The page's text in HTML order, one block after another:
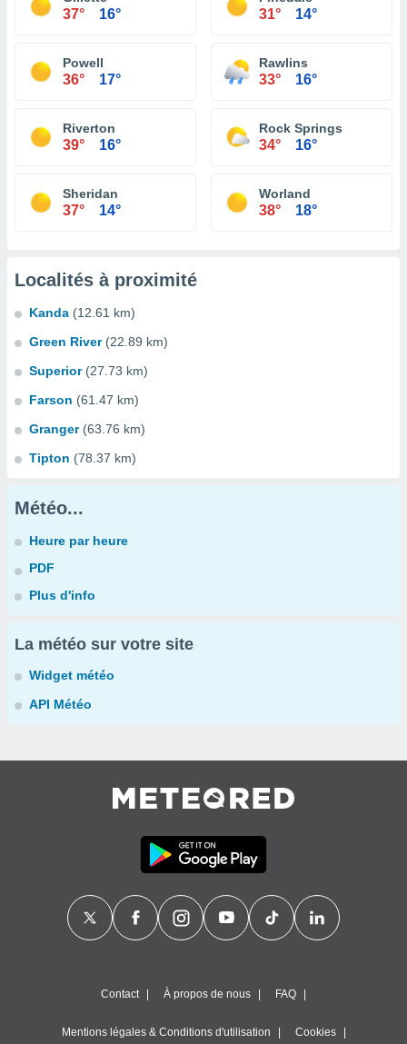
37° 16° 31° 14°
Powell
36° 17°
Rawlins
33° 16°
Riverton
39° 16°
Rock Springs
34° 16°
Sheridan
37° 14°
Worland
38° 18°
Localités à proximité
Kanda (12.61 km)
Green River (22.89 km)
Superior (27.73 km)
Farson (61.47 km)
Granger (63.76 km)
Tipton (78.37 km)
Météo...
Heure par heure
PDF
Plus d'info
La météo sur votre site
Widget météo
API Météo
Contact À propos de nous FAQ
Mentions légales & Conditions d'utilisation Cookies